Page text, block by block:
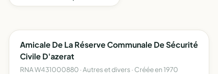
Amicale De La Réserve Communale De Sécurité
Civile D'azerat
RNA W431000880 · Autres et divers · Créée en 1970